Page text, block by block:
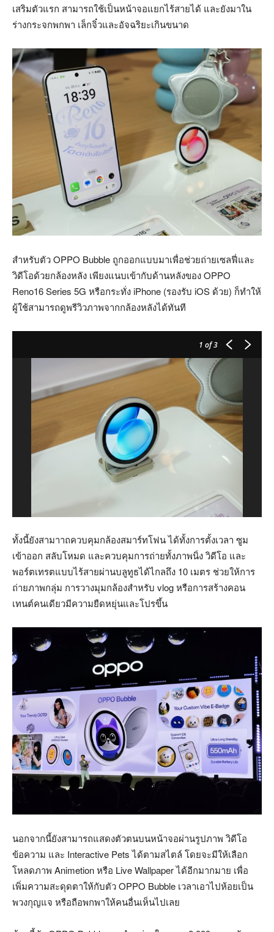
เสริมตัวแรก สามารถใช้เป็นหน้าจอแยกไร้สายได้ และยังมาใน
ร่างกระจกพกพา เล็กจิ๋วและอัจฉริยะเกินขนาด
สำหรับตัว OPPO Bubble ถูกออกแบบมาเพื่อช่วยถ่ายเซลฟี่และ
วิดีโอด้วยกล้องหลัง เพียงแนบเข้ากับด้านหลังของ OPPO
Reno16 Series 5G หรือกระทั่ง iPhone (รองรับ iOS ด้วย) ก็ทำให้
ผู้ใช้สามารถดูพรีวิวภาพจากกล้องหลังได้ทันที
1 of 3
ทั้งนี้ยังสามาาถควบคุมกล้องสมาร์ทโฟน ได้ทั้งการตั้งเวลา ซูม
เข้าออก สลับโหมด และควบคุมการถ่ายทั้งภาพนิ่ง วิดีโอ และ
พอร์ตเทรตแบบไร้สายผ่านบลูทูธได้ไกลถึง 10 เมตร ช่วยให้การ
ถ่ายภาพกลุ่ม การวางมุมกล้องสำหรับ vlog หรือการสร้างคอน
เทนต์คนเดียวมีความยืดหยุ่นและโปรขึ้น
นอกจากนี้ยังสามารถแสดงตัวตนบนหน้าจอผ่านรูปภาพ วิดีโอ
ข้อความ และ Interactive Pets ได้ตามสไตล์ โดยจะมีให้เลือก
โหลดภาพ Animetion หรือ Live Wallpaper ได้อีกมากมาย เพื่อ
เพิ่มความสะดุดตาให้กับตัว OPPO Bubble เวลาเอาไปห้อยเป็น
พวงกุญแจ หรือถือพกพาให้คนอื่นเห็นไปเลย